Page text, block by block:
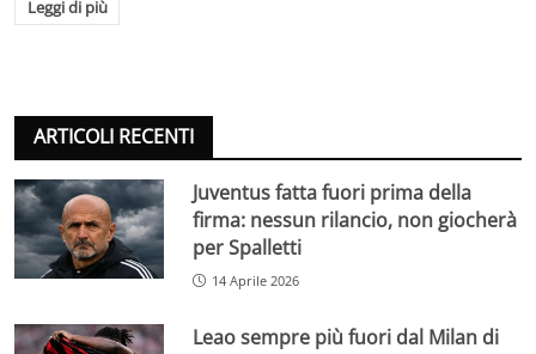
Leggi di più
ARTICOLI RECENTI
Juventus fatta fuori prima della
firma: nessun rilancio, non giocherà
per Spalletti
14 Aprile 2026
Leao sempre più fuori dal Milan di